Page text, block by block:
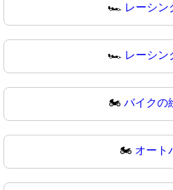
🏎️ レーシン
🏎 レーシン
🏍️ バイクの
🏍 オート